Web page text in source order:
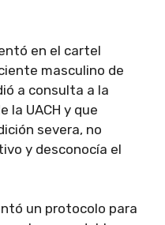
en el cartel
masculino de
a consulta a la
la UACH y que
severa, no
y desconocía el
un protocolo para